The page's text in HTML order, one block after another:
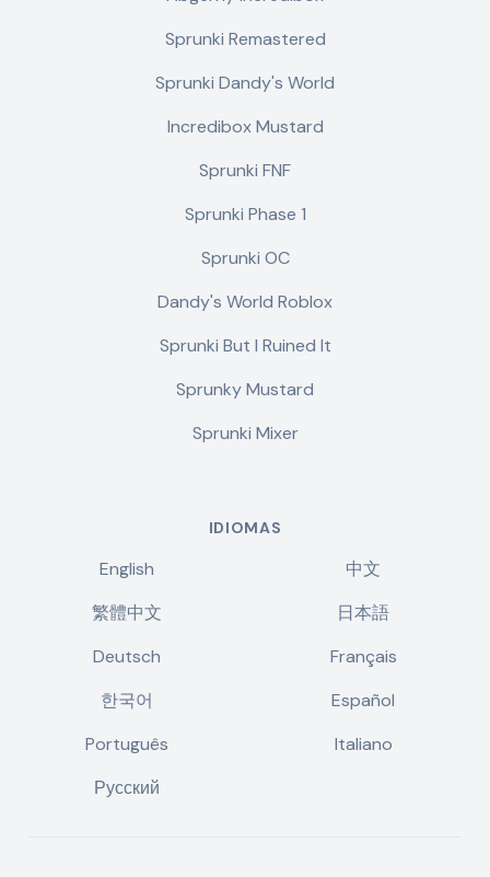
Sprunki Remastered
Sprunki Dandy's World
Incredibox Mustard
Sprunki FNF
Sprunki Phase 1
Sprunki OC
Dandy's World Roblox
Sprunki But I Ruined It
Sprunky Mustard
Sprunki Mixer
IDIOMAS
English
中文
繁體中文
日本語
Deutsch
Français
한국어
Español
Português
Italiano
Русский